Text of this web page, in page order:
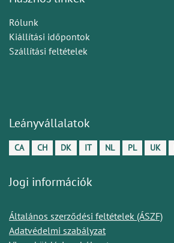
Rólunk
Kiállítási időpontok
Szállítási feltételek
Leányvállalatok
CA CH DK IT NL PL UK
Jogi információk
Általános szerződési feltételek (ÁSZF)
Adatvédelmi szabályzat